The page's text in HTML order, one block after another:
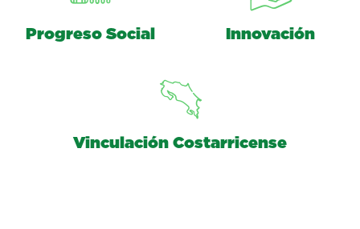
Progreso Social Innovación
Vinculación Costarricense